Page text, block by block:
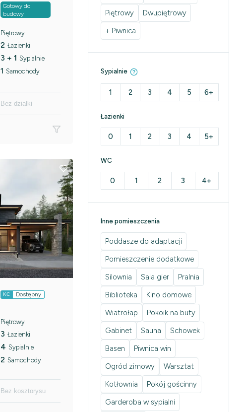
Gotowy do
budowy
Piętrowy
2 Łazienki
3 + 1 Sypialnie
1 Samochody
Bez działki
KC Dostępny
Piętrowy
3 Łazienki
4 Sypialnie
2 Samochody
Bez kosztorysu
Piętrowy
Dwupiętrowy
+ Piwnica
Sypialnie
1 2 3 4 5 6+
Łazienki
0 1 2 3 4 5+
WC
0 1 2 3 4+
Inne pomieszczenia
Poddasze do adaptacji
Pomieszczenie dodatkowe
Silownia
Sala gier
Pralnia
Biblioteka
Kino domowe
Wiatrołap
Pokoik na buty
Gabinet
Sauna
Schowek
Basen
Piwnica win
Ogród zimowy
Warsztat
Kotłownia
Pokój gościnny
Garderoba w sypialni